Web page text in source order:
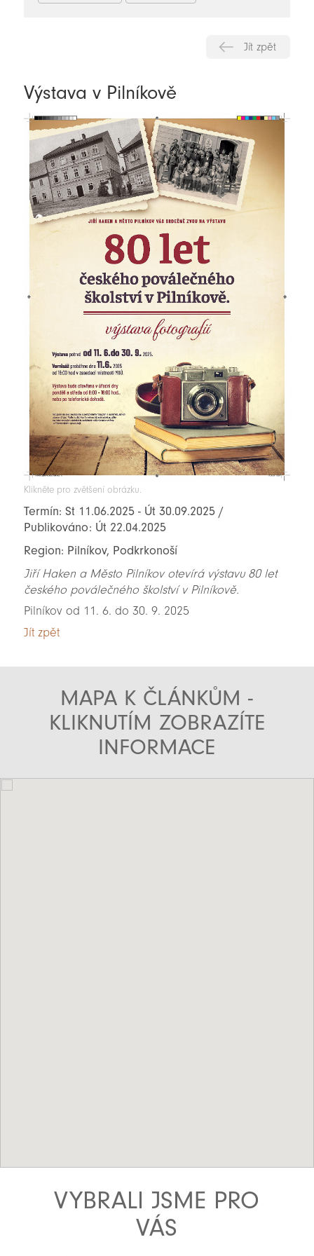
Jít zpět
Výstava v Pilníkově
Klikněte pro zvětšení obrázku.
Termín: St 11.06.2025 - Út 30.09.2025 /
Publikováno: Út 22.04.2025
Region: Pilníkov, Podkrkonoší
Jiří Haken a Město Pilníkov otevírá výstavu 80 let
českého poválečného školství v Pilníkově.
Pilníkov od 11. 6. do 30. 9. 2025
Jít zpět
MAPA K ČLÁNKŮM -
KLIKNUTÍM ZOBRAZÍTE
INFORMACE
VYBRALI JSME PRO
VÁS